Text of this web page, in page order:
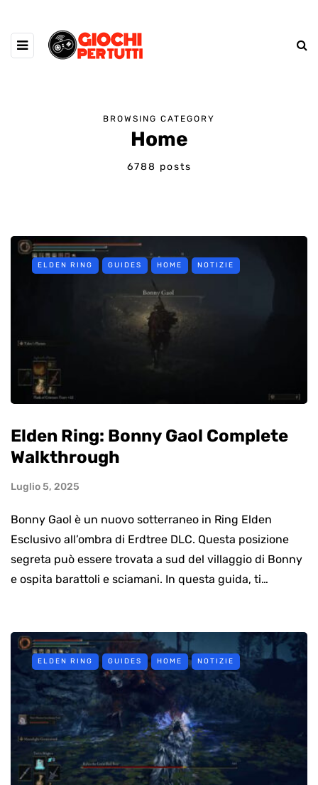
BROWSING CATEGORY
Home
6788 posts
ELDEN RING GUIDES HOME NOTIZIE
Elden Ring: Bonny Gaol Complete
Walkthrough
Luglio 5, 2025
Bonny Gaol è un nuovo sotterraneo in Ring Elden
Esclusivo all’ombra di Erdtree DLC. Questa posizione
segreta può essere trovata a sud del villaggio di Bonny
e ospita barattoli e sciamani. In questa guida, ti…
ELDEN RING GUIDES HOME NOTIZIE